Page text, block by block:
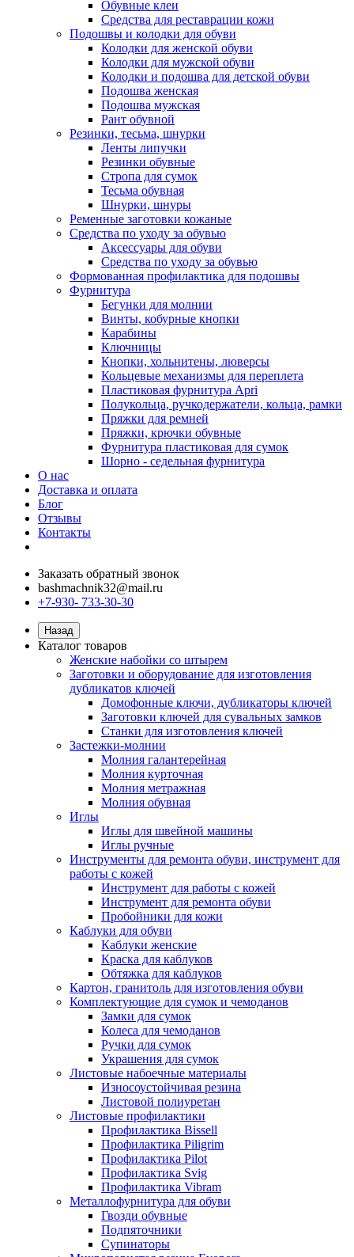
Обувные клеи
Средства для реставрации кожи
Подошвы и колодки для обуви
Колодки для женской обуви
Колодки для мужской обуви
Колодки и подошва для детской обуви
Подошва женская
Подошва мужская
Рант обувной
Резинки, тесьма, шнурки
Ленты липучки
Резинки обувные
Стропа для сумок
Тесьма обувная
Шнурки, шнуры
Ременные заготовки кожаные
Средства по уходу за обувью
Аксессуары для обуви
Средства по уходу за обувью
Формованная профилактика для подошвы
Фурнитура
Бегунки для молнии
Винты, кобурные кнопки
Карабины
Ключницы
Кнопки, хольнитены, люверсы
Кольцевые механизмы для переплета
Пластиковая фурнитура Apri
Полукольца, ручкодержатели, кольца, рамки
Пряжки для ремней
Пряжки, крючки обувные
Фурнитура пластиковая для сумок
Шорно - седельная фурнитура
О нас
Доставка и оплата
Блог
Отзывы
Контакты
Заказать обратный звонок
bashmachnik32@mail.ru
+7-930- 733-30-30
Назад
Каталог товаров
Женские набойки со штырем
Заготовки и оборудование для изготовления
дубликатов ключей
Домофонные ключи, дубликаторы ключей
Заготовки ключей для сувальных замков
Станки для изготовления ключей
Застежки-молнии
Молния галантерейная
Молния курточная
Молния метражная
Молния обувная
Иглы
Иглы для швейной машины
Иглы ручные
Инструменты для ремонта обуви, инструмент для
работы с кожей
Инструмент для работы с кожей
Инструмент для ремонта обуви
Пробойники для кожи
Каблуки для обуви
Каблуки женские
Краска для каблуков
Обтяжка для каблуков
Картон, гранитоль для изготовления обуви
Комплектующие для сумок и чемоданов
Замки для сумок
Колеса для чемоданов
Ручки для сумок
Украшения для сумок
Листовые набоечные материалы
Износоустойчивая резина
Листовой полиуретан
Листовые профилактики
Профилактика Bissell
Профилактика Piligrim
Профилактика Pilot
Профилактика Svig
Профилактика Vibram
Металлофурнитура для обуви
Гвозди обувные
Подпяточники
Супинаторы